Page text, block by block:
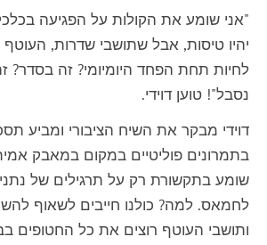
"אני שומע את הקולות על הפגיעה
יהיו טיסות, אבל שתושבי שדרות, העוטף
לחיות תחת הפחד היומיומי? זה בסדר?
נסבל"! טוען דוידי.
דוידי מבקר את השיח הציבורי ומביע
בתמרונים פוליטיים במקום במאבק
שומע בתקשורת רק על תרגילים של
לחמאס. למה? כולנו חייבים לשאוף
ותושבי העוטף רוצים את כל החטופים